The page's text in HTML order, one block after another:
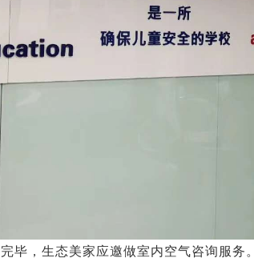
毕，生态美家应邀做室内空气咨询服务。
德国造梦者新风